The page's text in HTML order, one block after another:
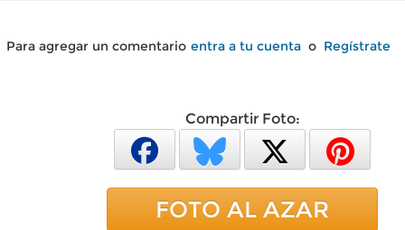
Para agregar un comentario entra a tu cuenta o Regístrate
Compartir Foto:
FOTO AL AZAR